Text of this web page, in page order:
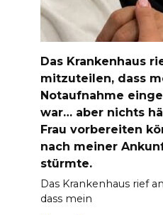
Das Krankenhaus
mitzuteilen, dass
Notaufnahme
war… aber nichts
Frau vorbereiten
nach meiner
stürmte.
Das Krankenhaus rief
dass mein